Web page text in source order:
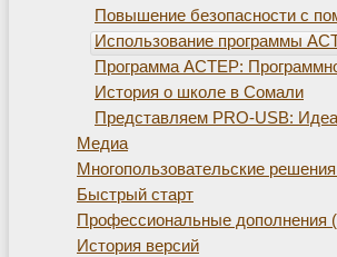
Повышение безопасности с
Использование программы
Программа АСТЕР:
История о школе в Сомали
Представляем PRO-USB:
Медиа
Многопользовательские
Быстрый старт
Профессиональные дополнения
История версий